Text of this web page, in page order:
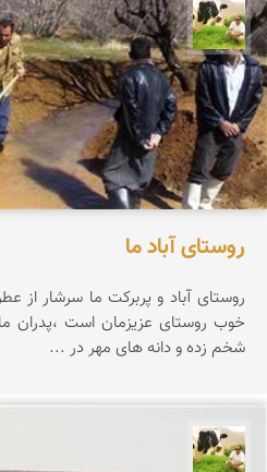
تقی قاسمی
روستای آباد ما
روستای آباد و پربرکت ما سرشار از
خوب روستای عزیزمان است ،پدران
شخم زده و دانه های مهر در ...